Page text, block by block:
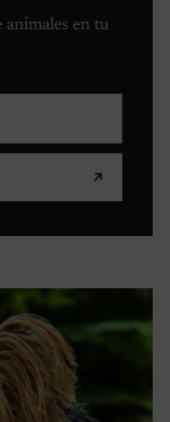
animales en tu
↗